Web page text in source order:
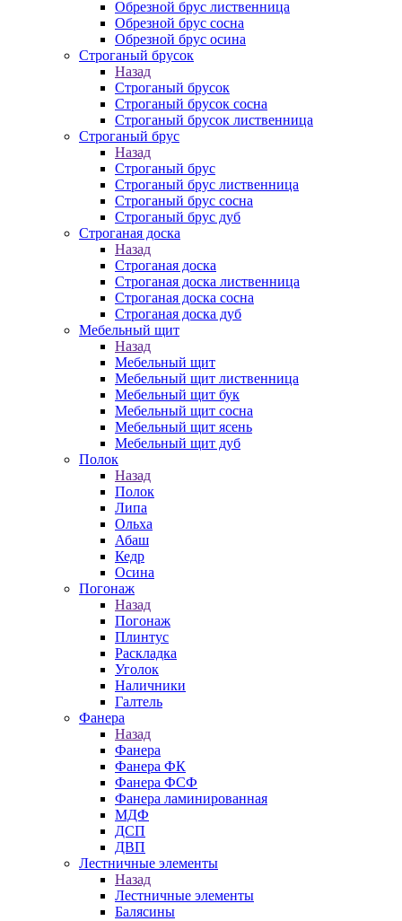
Обрезной брус лиственница
Обрезной брус сосна
Обрезной брус осина
Строганый брусок
Назад
Строганый брусок
Строганый брусок сосна
Строганый брусок лиственница
Строганый брус
Назад
Строганый брус
Строганый брус лиственница
Строганый брус сосна
Строганый брус дуб
Строганая доска
Назад
Строганая доска
Строганая доска лиственница
Строганая доска сосна
Строганая доска дуб
Мебельный щит
Назад
Мебельный щит
Мебельный щит лиственница
Мебельный щит бук
Мебельный щит сосна
Мебельный щит ясень
Мебельный щит дуб
Полок
Назад
Полок
Липа
Ольха
Абаш
Кедр
Осина
Погонаж
Назад
Погонаж
Плинтус
Раскладка
Уголок
Наличники
Галтель
Фанера
Назад
Фанера
Фанера ФК
Фанера ФСФ
Фанера ламинированная
МДФ
ДСП
ДВП
Лестничные элементы
Назад
Лестничные элементы
Балясины